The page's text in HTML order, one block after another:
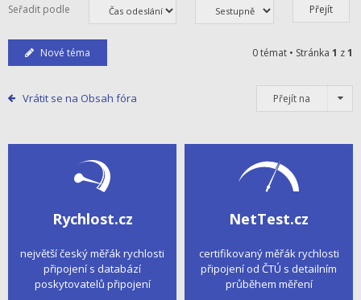
Seřadit podle
Nové téma 0 témat • Stránka 1 z1
Vrátit se na Obsah fóra Přejít na
Rychlost.cz
největší český měřák rychlosti
připojení s databází
poskytovatelů připojení
NetTest.cz
certifikovaný měřák rychlosti
připojení od ČTÚ s detailním
průběhem měření